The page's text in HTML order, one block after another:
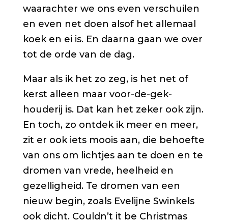
waarachter we ons even verschuilen
en even net doen alsof het allemaal
koek en ei is. En daarna gaan we over
tot de orde van de dag.
Maar als ik het zo zeg, is het net of
kerst alleen maar voor-de-gek-
houderij is. Dat kan het zeker ook zijn.
En toch, zo ontdek ik meer en meer,
zit er ook iets moois aan, die behoefte
van ons om lichtjes aan te doen en te
dromen van vrede, heelheid en
gezelligheid. Te dromen van een
nieuw begin, zoals Evelijne Swinkels
ook dicht. Couldn’t it be Christmas